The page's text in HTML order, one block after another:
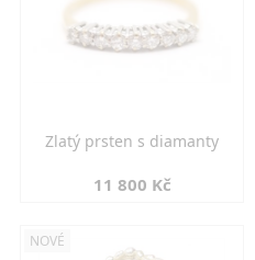
Zlatý prsten s diamanty
11 800 Kč
NOVÉ